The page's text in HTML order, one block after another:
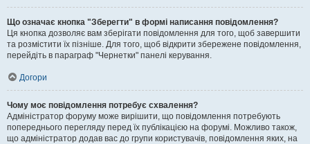
Що означає кнопка "Зберегти" в формі написання повідомлення?
Ця кнопка дозволяє вам зберігати повідомлення для того, щоб завершити
та розмістити їх пізніше. Для того, щоб відкрити збережене повідомлення,
перейдіть в параграф "Чернетки" панелі керування.
Догори
Чому моє повідомлення потребує схвалення?
Адміністратор форуму може вирішити, що повідомлення потребують
попереднього перегляду перед їх публікацією на форумі. Можливо також,
що адміністратор додав вас до групи користувачів, повідомлення яких, на